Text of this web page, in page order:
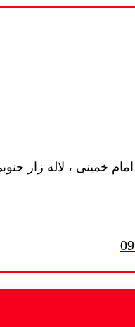
خمینی ، لاله زار جنوبی ،